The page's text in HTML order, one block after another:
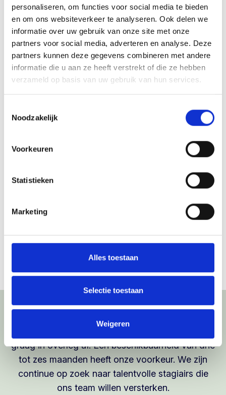
personaliseren, om functies voor social media te bieden
en om ons websiteverkeer te analyseren. Ook delen we
informatie over uw gebruik van onze site met onze
partners voor social media, adverteren en analyse. Deze
partners kunnen deze gegevens combineren met andere
informatie die u aan ze heeft verstrekt of die ze hebben
verzameld op basis van uw gebruik van hun services.
Noodzakelijk
Voorkeuren
Statistieken
Marketing
Alles toestaan
Selectie toestaan
Weigeren
Bij BC Capital krijg je de unieke kans om als
stagiair actief deel te nemen aan het volledige
investeringsproces. Je bent een volwaardig lid
van ons team en ondersteunt bij marktanalyses,
financiële modellering, deal sourcing en
portfoliomanagement. Zo krijg je een compleet
beeld van werken in private equity binnen het
van je studie (bijvoorbeeld economie, bedrijfskunde
of finance)
en ondernemerschap
een nuchtere instelling
Je beheerst de Nederlandse en Engelse taal
vloeiend
Overige informatie
De startdatum en duur van de stage stemmen we
graag in overleg af. Een beschikbaarheid van drie
tot zes maanden heeft onze voorkeur. We zijn
continue op zoek naar talentvolle stagiairs die
ons team willen versterken.